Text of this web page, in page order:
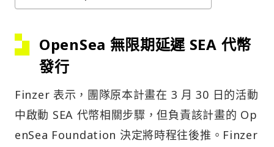
OpenSea 無限期延遲 SEA 代幣
發行
Finzer 表示，團隊原本計畫在 3 月 30 日的活動
中啟動 SEA 代幣相關步驟，但負責該計畫的 Op
enSea Foundation 決定將時程往後推。Finzer